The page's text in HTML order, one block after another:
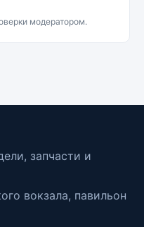
модератором.
запчасти и
вокзала, павильон